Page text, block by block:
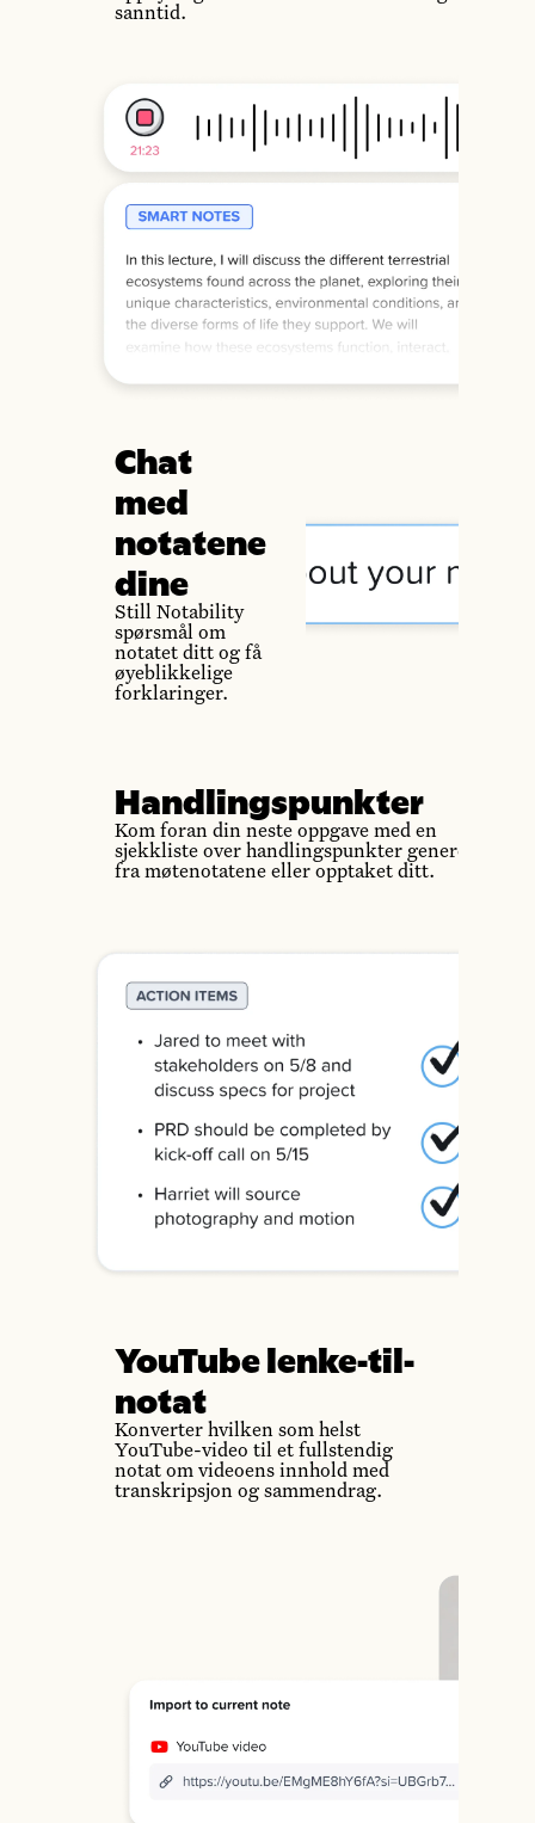
sanntid.
Chat
med
notatene
dine
Still Notability
spørsmål om
notatet ditt og få
øyeblikkelige
forklaringer.
Handlingspunkter
Kom foran din neste oppgave med en
sjekkliste over handlingspunkter generert
fra møtenotatene eller opptaket ditt.
YouTube lenke-til-
notat
Konverter hvilken som helst
YouTube-video til et fullstendig
notat om videoens innhold med
transkripsjon og sammendrag.